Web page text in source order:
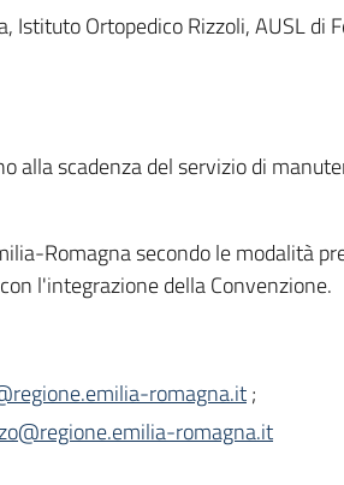
Ortopedico Rizzoli, AUSL di
alla scadenza del servizio di
Romagna secondo le modalità
l'integrazione della Convenzione.
romagna.it;
romagna.it